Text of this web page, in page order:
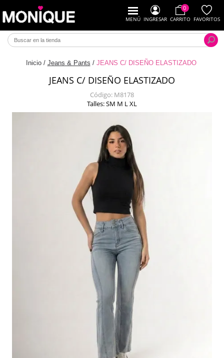
MENÚ INGRESAR
0
CARRITO FAVORITOS
Inicio / Jeans & Pants / JEANS C/ DISEÑO ELASTIZADO
JEANS C/ DISEÑO ELASTIZADO
Código: M8178
Talles: SM M L XL